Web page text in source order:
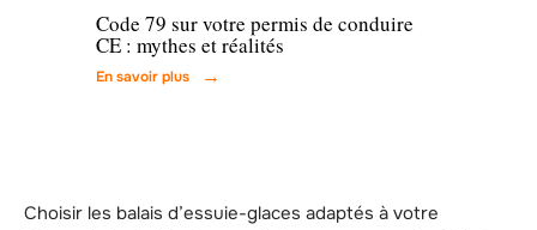
Code 79 sur votre permis de conduire
CE : mythes et réalités
En savoir plus
Choisir les balais d’essuie-glaces adaptés à votre